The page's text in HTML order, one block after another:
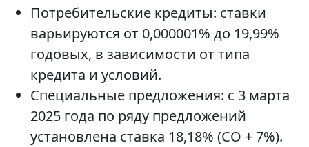
Потребительские кредиты: ставки
варьируются от 0,000001% до 19,99%
годовых, в зависимости от типа
кредита и условий.
Специальные предложения: с 3 марта
2025 года по ряду предложений
установлена ставка 18,18% (СО + 7%).